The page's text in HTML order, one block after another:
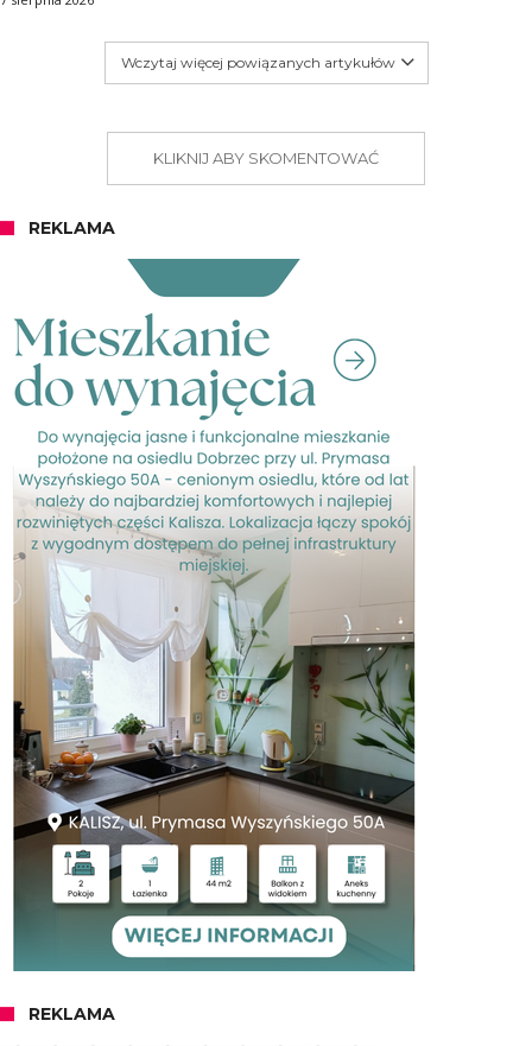
Wczytaj więcej powiązanych artykułów
KLIKNIJ ABY SKOMENTOWAĆ
REKLAMA
REKLAMA